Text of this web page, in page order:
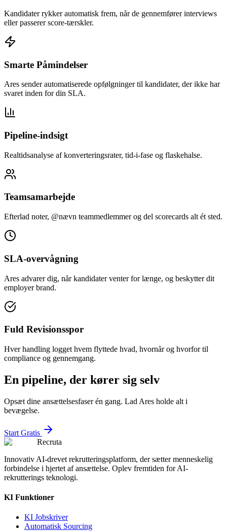
Kandidater rykker automatisk frem, når de gennemfører interviews
eller passerer score-tærskler.
Smarte Påmindelser
Ares sender automatiserede opfølgninger til kandidater, der ikke har
svaret inden for din SLA.
Pipeline-indsigt
Realtidsanalyse af konverteringsrater, tid-i-fase og flaskehalse.
Teamsamarbejde
Efterlad noter, @nævn teammedlemmer og del scorecards alt ét sted.
SLA-overvågning
Ares advarer dig, når kandidater venter for længe, og beskytter dit
employer brand.
Fuld Revisionsspor
Hver handling logget hvem flyttede hvad, hvornår og hvorfor til
compliance og gennemgang.
En pipeline, der kører sig selv
Opsæt dine ansættelsesfaser én gang. Lad Ares holde alt i
bevægelse.
Start Gratis
Recruta
Innovativ AI-drevet rekrutteringsplatform, der sætter menneskelig
forbindelse i hjertet af ansættelse. Oplev fremtiden for AI-
rekrutterings teknologi.
KI Funktioner
KI Jobskriver
Automatisk Sourcing